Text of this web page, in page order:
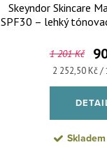
Skeyndor Skincare
SPF30 – lehký
1 201 Kč
Měrná cena:
2 252,50 Kč /
Skladem